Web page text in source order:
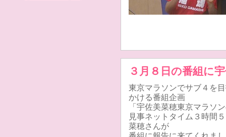
３月８日の番組に
東京マラソンでサブ４を
かける番組企画
「宇佐美菜穂東京マラソ
見事ネットタイム３時間
菜穂さんが